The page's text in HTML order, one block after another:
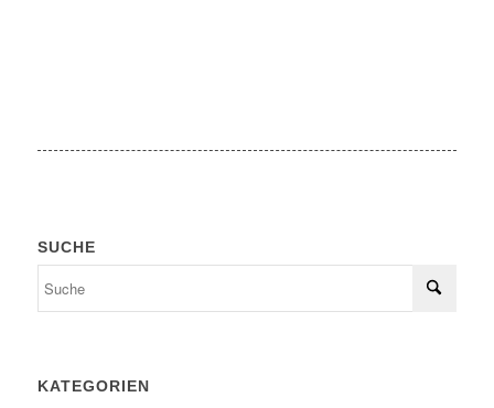
SUCHE
KATEGORIEN